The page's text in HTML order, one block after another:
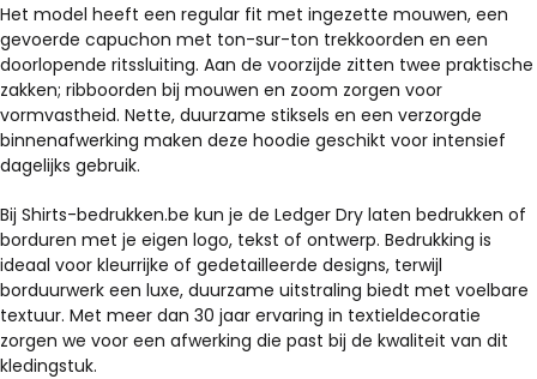
Het model heeft een regular fit met ingezette mouwen, een
gevoerde capuchon met ton-sur-ton trekkoorden en een
doorlopende ritssluiting. Aan de voorzijde zitten twee praktische
zakken; ribboorden bij mouwen en zoom zorgen voor
vormvastheid. Nette, duurzame stiksels en een verzorgde
binnenafwerking maken deze hoodie geschikt voor intensief
dagelijks gebruik.
Bij Shirts-bedrukken.be kun je de Ledger Dry laten bedrukken of
borduren met je eigen logo, tekst of ontwerp. Bedrukking is
ideaal voor kleurrijke of gedetailleerde designs, terwijl
borduurwerk een luxe, duurzame uitstraling biedt met voelbare
textuur. Met meer dan 30 jaar ervaring in textieldecoratie
zorgen we voor een afwerking die past bij de kwaliteit van dit
kledingstuk.